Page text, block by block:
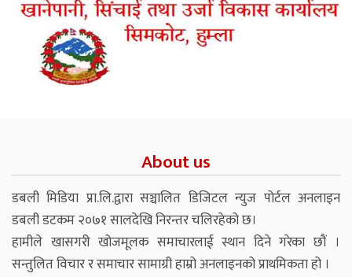
About us
डबली मिडिया प्रा.लि.द्वारा सञ्चालित डिजिटल न्युज पोर्टल अनलाइन
डबली डटकम २०७१ सालदेखि निरन्तर चलिरहेको छ।
हामीले खासगरी खोजमूलक समाचारलाई स्थान दिने गरेका छौं ।
सन्तुलित विचार र समाचार सामाग्री हाम्रो अनलाइनको प्राथमिकता हो ।